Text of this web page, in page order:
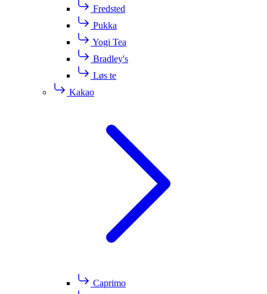
Fredsted
Pukka
Yogi Tea
Bradley's
Løs te
Kakao
Caprimo